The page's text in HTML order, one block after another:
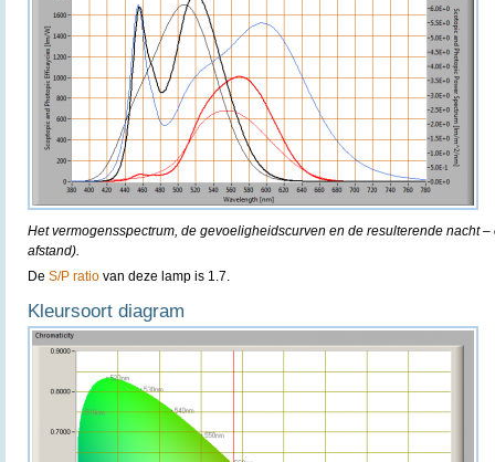
Het vermogensspectrum, de gevoeligheidscurven en de resulterende nacht
afstand).
De S/P ratio van deze lamp is 1.7.
Kleursoort diagram